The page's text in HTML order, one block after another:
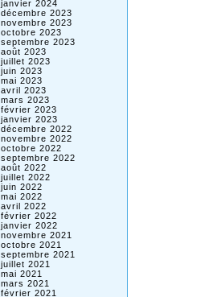
janvier 2024
décembre 2023
novembre 2023
octobre 2023
septembre 2023
août 2023
juillet 2023
juin 2023
mai 2023
avril 2023
mars 2023
février 2023
janvier 2023
décembre 2022
novembre 2022
octobre 2022
septembre 2022
août 2022
juillet 2022
juin 2022
mai 2022
avril 2022
février 2022
janvier 2022
novembre 2021
octobre 2021
septembre 2021
juillet 2021
mai 2021
mars 2021
février 2021